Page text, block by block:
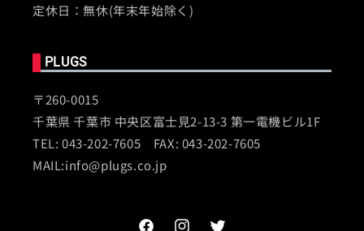
定休日：無休(年末年始除く)
PLUGS
〒260-0015
千葉県 千葉市 中央区富士見2-13-3 第一電機ビル1F
TEL: 043-202-7605 FAX: 043-202-7605
MAIL:info@plugs.co.jp